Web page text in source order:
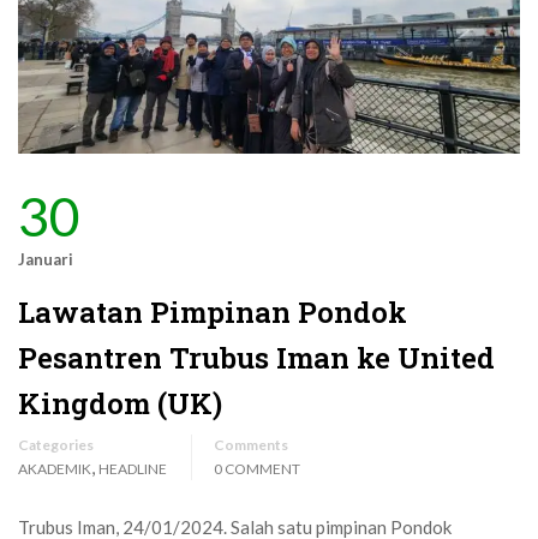
30
Januari
Lawatan Pimpinan Pondok
Pesantren Trubus Iman ke United
Kingdom (UK)
Categories
AKADEMIK HEADLINE
Comments
0 COMMENT
Trubus Iman, 24/01/2024. Salah satu pimpinan Pondok